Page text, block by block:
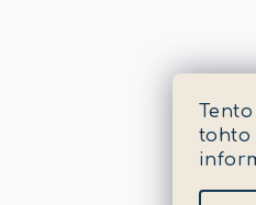
tohto